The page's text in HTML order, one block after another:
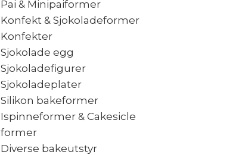
Pai & Minipaiformer
Konfekt & Sjokoladeformer
Konfekter
Sjokolade egg
Sjokoladefigurer
Sjokoladeplater
Silikon bakeformer
Ispinneformer & Cakesicle
former
Diverse bakeutstyr